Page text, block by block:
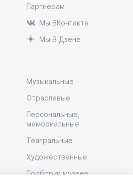
Партнерам
Мы ВКонтакте
Мы В Дзене
Музыкальные
Отраслевые
Персональные,
мемориальные
Театральные
Художественные
Подборки музеев